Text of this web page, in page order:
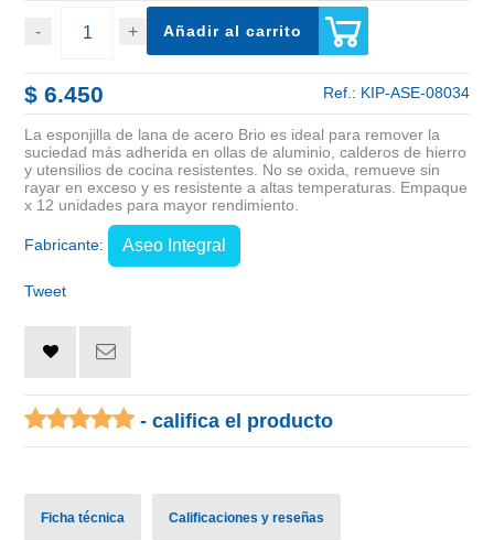
Añadir al carrito
$ 6.450 Ref.: KIP-ASE-08034
La esponjilla de lana de acero Brio es ideal para remover la
suciedad más adherida en ollas de aluminio, calderos de hierro
y utensilios de cocina resistentes. No se oxida, remueve sin
rayar en exceso y es resistente a altas temperaturas. Empaque
x 12 unidades para mayor rendimiento.
Fabricante: Aseo Integral
Tweet
- califica el producto
Ficha técnica Calificaciones y reseñas